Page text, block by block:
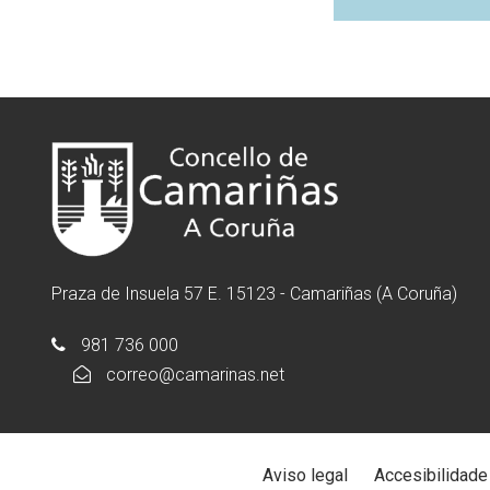
Praza de Insuela 57 E. 15123 - Camariñas (A Coruña)
981 736 000
correo@camarinas.net
Aviso legal Accesibilidade